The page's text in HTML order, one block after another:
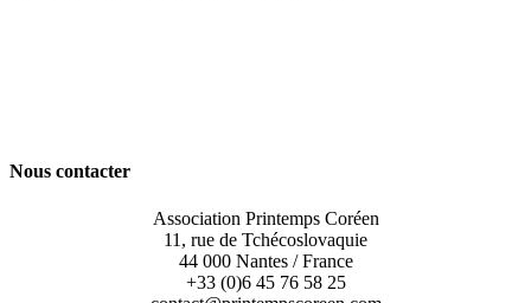
Nous contacter
Association Printemps Coréen
11, rue de Tchécoslovaquie
44 000 Nantes / France
+33 (0)6 45 76 58 25